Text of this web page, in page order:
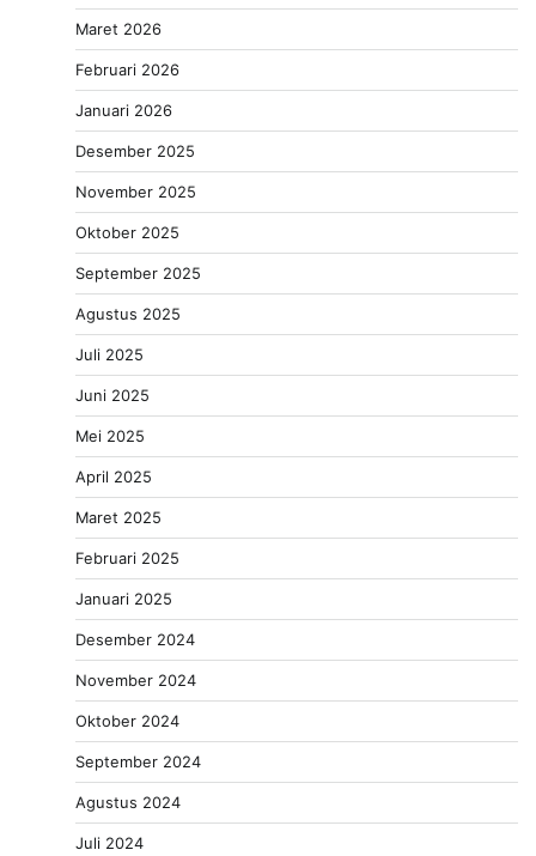
Maret 2026
Februari 2026
Januari 2026
Desember 2025
November 2025
Oktober 2025
September 2025
Agustus 2025
Juli 2025
Juni 2025
Mei 2025
April 2025
Maret 2025
Februari 2025
Januari 2025
Desember 2024
November 2024
Oktober 2024
September 2024
Agustus 2024
Juli 2024